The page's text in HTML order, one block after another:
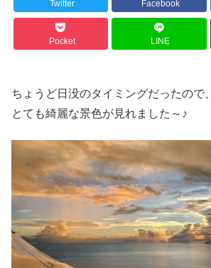
Twitter Facebook
Pocket LINE
ちょうど日没のタイミングだったので、
とても綺麗な景色が見れました～♪